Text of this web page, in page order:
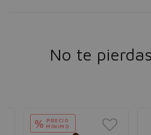
No te
% PRECIO
MÍNIMO